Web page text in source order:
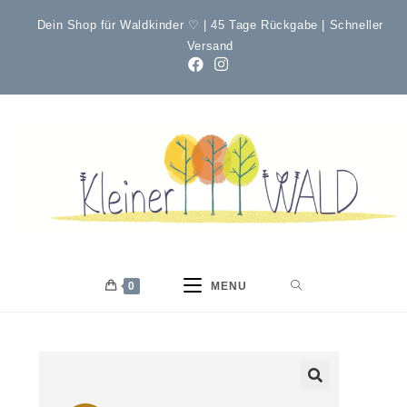
Dein Shop für Waldkinder ♡ | 45 Tage Rückgabe | Schneller
Versand
0 MENU